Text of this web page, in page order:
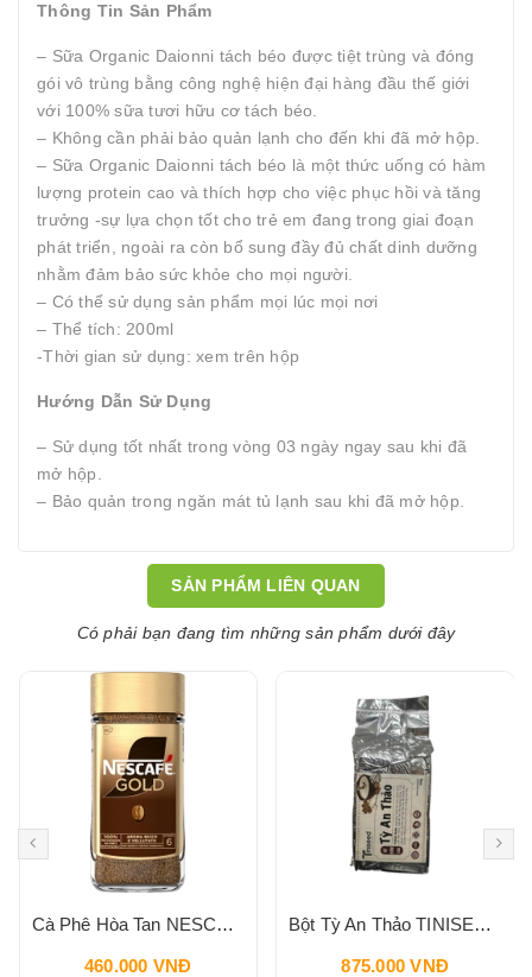
Thông Tin Sản Phẩm
– Sữa Organic Daionni tách béo được tiệt trùng và đóng
gói vô trùng bằng công nghệ hiện đại hàng đầu thế giới
với 100% sữa tươi hữu cơ tách béo.
– Không cần phải bảo quản lạnh cho đến khi đã mở hộp.
– Sữa Organic Daionni tách béo là một thức uống có hàm
lượng protein cao và thích hợp cho việc phục hồi và tăng
trưởng -sự lựa chọn tốt cho trẻ em đang trong giai đoạn
phát triển, ngoài ra còn bổ sung đầy đủ chất dinh dưỡng
nhằm đảm bảo sức khỏe cho mọi người.
– Có thể sử dụng sản phẩm mọi lúc mọi nơi
– Thể tích: 200ml
-Thời gian sử dụng: xem trên hộp
Hướng Dẫn Sử Dụng
– Sử dụng tốt nhất trong vòng 03 ngày ngay sau khi đã
mở hộp.
– Bảo quản trong ngăn mát tủ lạnh sau khi đã mở hộp.
SẢN PHẨM LIÊN QUAN
Có phải bạn đang tìm những sản phẩm dưới đây
Cà Phê Hòa Tan NESCAFE Gold Cafe UK 200g Intesity 6
460.000 VNĐ
Bột Tỳ An Thảo TINISEED Gói Refill 900g
875.000 VNĐ